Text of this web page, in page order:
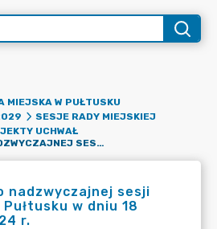
MIEJSKA W PUŁTUSKU
SESJE RADY MIEJSKIEJ
UCHWAŁ
ZAWIADOMIENIE O NADZWYCZAJNEJ SESJI RADY MIEJSKIEJ W PUŁTUSKU W DNIU 18 PAŹDZIERNIKA 2024 R.
nadzwyczajnej sesji
w dniu 18
r.